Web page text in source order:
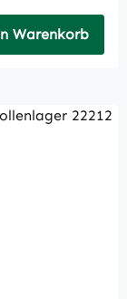
Warenkorb